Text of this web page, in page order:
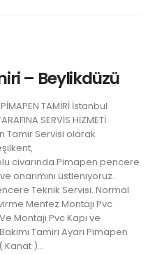
– Beylikdüzü
TAMİRİ İstanbul
SERVİS HİZMETİ
Tamir Servisi olarak
civarında Pimapen pencere
ve onarımını üstleniyoruz.
Teknik Servisi. Normal
Menfez Montajı Pvc
Montajı Pvc Kapı ve
Tamiri Ayarı Pimapen
Kanat )...